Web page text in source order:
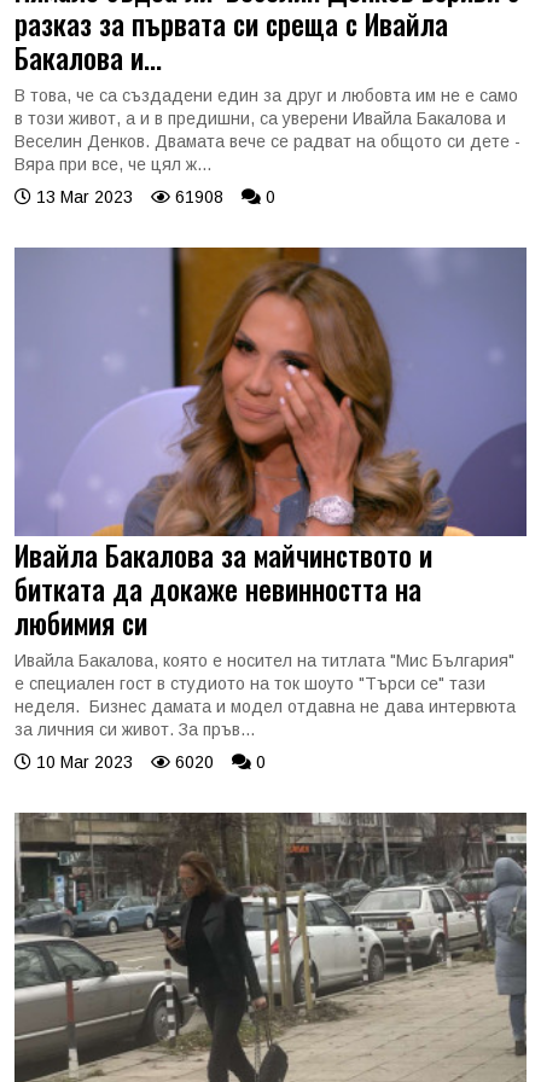
разказ за първата си среща с Ивайла
Бакалова и...
В това, че са създадени един за друг и любовта им не е само
в този живот, а и в предишни, са уверени Ивайла Бакалова и
Веселин Денков. Двамата вече се радват на общото си дете -
Вяра при все, че цял ж...
13 Mar 2023
61908 0
Ивайла Бакалова за майчинството и
битката да докаже невинността на
любимия си
Ивайла Бакалова, която е носител на титлата "Мис България"
е специален гост в студиото на ток шоуто "Търси се" тази
неделя. Бизнес дамата и модел отдавна не дава интервюта
за личния си живот. За пръв...
10 Mar 2023
6020 0